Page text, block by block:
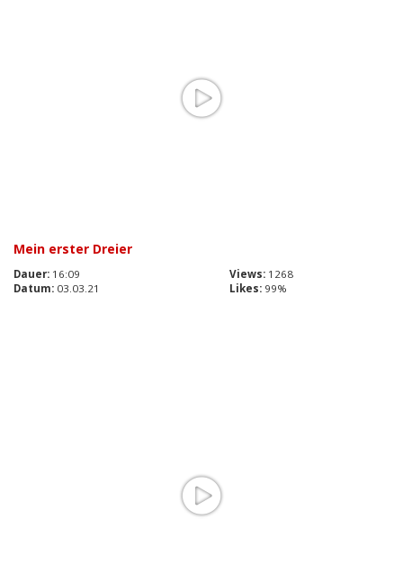
Mein erster Dreier
Dauer: 16:09 Views: 1268
Datum: 03.03.21 Likes: 99%